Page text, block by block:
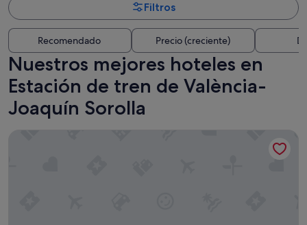
Filtros
Recomendado Precio (creciente)
Nuestros mejores hoteles en
Estación de tren de València-
Joaquín Sorolla